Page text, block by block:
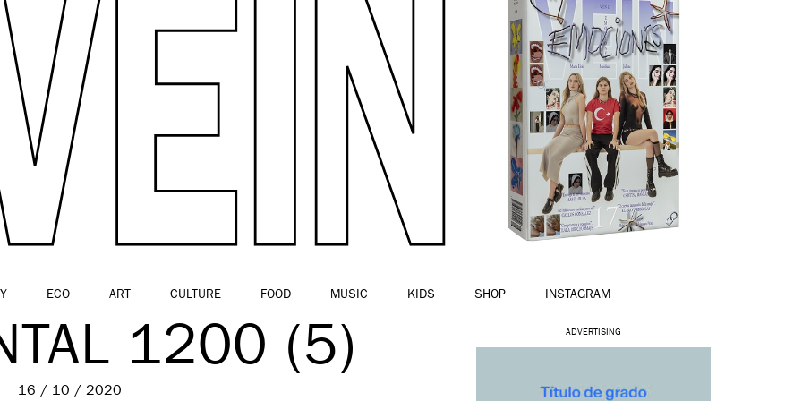
ECO ART CULTURE FOOD MUSIC KIDS SHOP INSTAGRAM
1200 (5)
16 / 10 / 2020
ADVERTISING